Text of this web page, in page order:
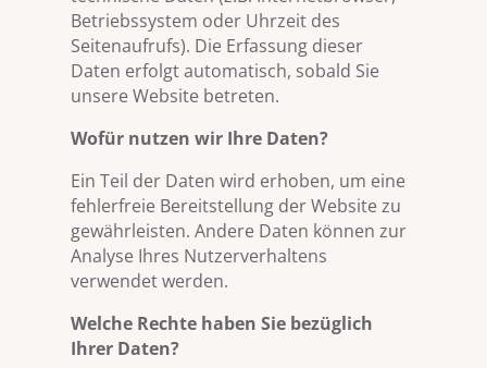
Betriebssystem oder Uhrzeit des
Seitenaufrufs). Die Erfassung dieser
Daten erfolgt automatisch, sobald Sie
unsere Website betreten.
Wofür nutzen wir Ihre Daten?
Ein Teil der Daten wird erhoben, um eine
fehlerfreie Bereitstellung der Website zu
gewährleisten. Andere Daten können zur
Analyse Ihres Nutzerverhaltens
verwendet werden.
Welche Rechte haben Sie bezüglich
Ihrer Daten?